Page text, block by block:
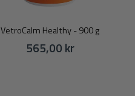
VetroCalm Healthy - 900 g
565,00 kr